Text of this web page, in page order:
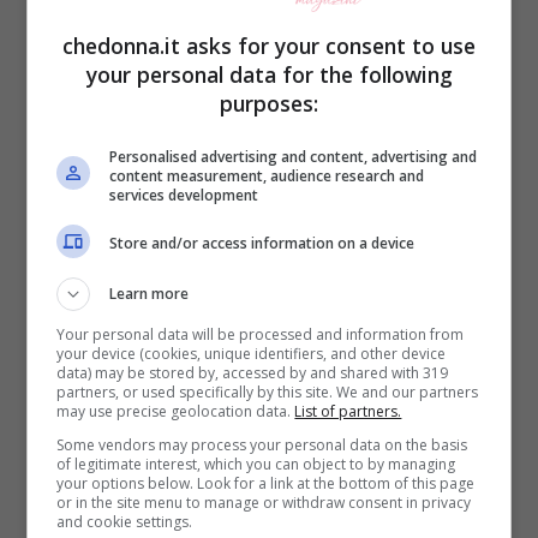
propri diritti di trasmissione ai colossi. C’è
chi, invece, ha preferito giungere sul
piccolo schermo attraverso la tivù via
cavo. Si veda il caso di Veronesi con il
sequel de
“I moschettieri del re”
“Tutti per
uno, uno per tutti”
Cinema
dell’azienda. Un modo come un altro per
cercare di rientrare dei mancati guadagni
e non perdere visibilità. Esiste anche chi,
però, fra gli addetti ai lavori del cinema,
preferisce la sala. E non si arrende al fatto
chedonna.it asks for your consent to use
your personal data for the following
purposes:
Personalised advertising and content, advertising and
content measurement, audience research and
services development
Store and/or access information on a device
Learn more
Your personal data will be processed and information from
your device (cookies, unique identifiers, and other device
data) may be stored by, accessed by and shared with 319
partners, or used specifically by this site. We and our partners
may use precise geolocation data. List of partners.
Some vendors may process your personal data on the basis
of legitimate interest, which you can object to by managing
your options below. Look for a link at the bottom of this page
or in the site menu to manage or withdraw consent in privacy
and cookie settings.